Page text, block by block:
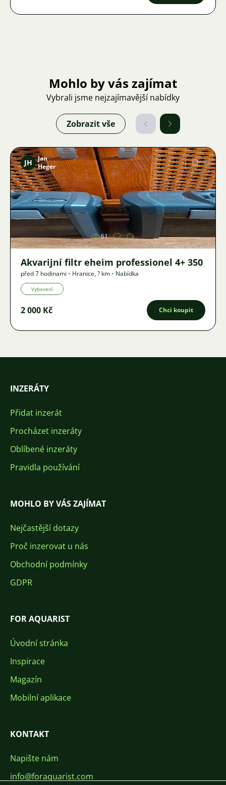
Mohlo by vás zajímat
Vybrali jsme nejzajímavější nabídky
Zobrazit vše
Obrázek
JH
Jan
Heger
61
Akvarijní filtr eheim professionel 4+ 350
před 7 hodinami • Hranice,? km • Nabídka
Vybavení
2 000 Kč Chci koupit
INZERÁTY
Přidat inzerát
Procházet inzeráty
Oblíbené inzeráty
Pravidla používání
MOHLO BY VÁS ZAJÍMAT
Nejčastější dotazy
Proč inzerovat u nás
Obchodní podmínky
GDPR
FOR AQUARIST
Úvodní stránka
Inspirace
Magazín
Mobilní aplikace
KONTAKT
Napište nám
info@foraquarist.com